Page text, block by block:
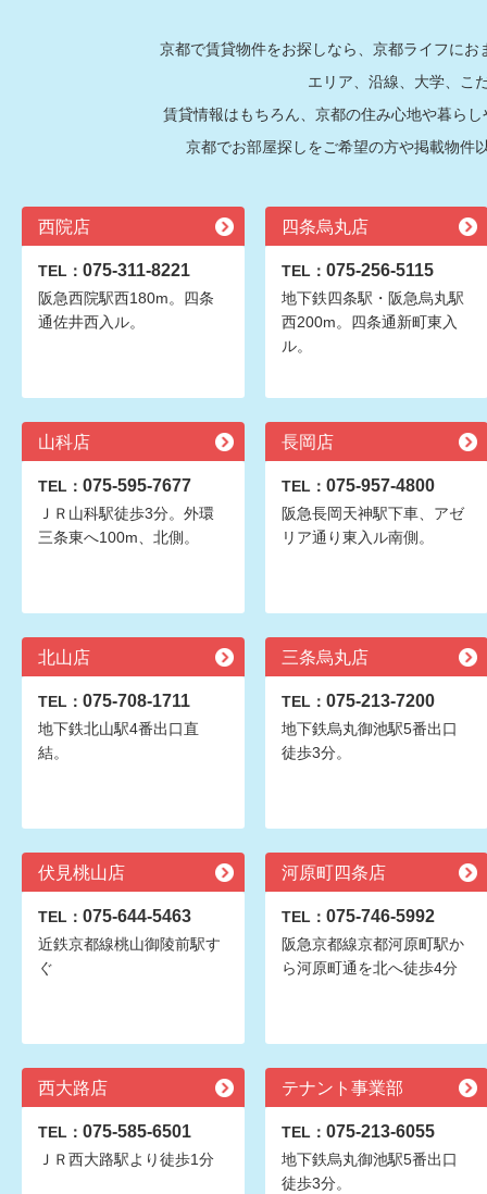
京都で賃貸物件をお探しなら、京都ライフに
エリア、沿線、大学、こ
賃貸情報はもちろん、京都の住み心地や暮ら
京都でお部屋探しをご希望の方や掲載物件
西院店
TEL： 075-311-8221
阪急西院駅西180m。四条
通佐井西入ル。
四条烏丸店
TEL： 075-256-5115
地下鉄四条駅・阪急烏丸駅
西200m。四条通新町東入
ル。
山科店
TEL： 075-595-7677
ＪＲ山科駅徒歩3分。外環
三条東へ100m、北側。
長岡店
TEL： 075-957-4800
阪急長岡天神駅下車、アゼ
リア通り東入ル南側。
北山店
TEL： 075-708-1711
地下鉄北山駅4番出口直
結。
三条烏丸店
TEL： 075-213-7200
地下鉄烏丸御池駅5番出口
徒歩3分。
伏見桃山店
TEL： 075-644-5463
近鉄京都線桃山御陵前駅す
ぐ
河原町四条店
TEL： 075-746-5992
阪急京都線京都河原町駅か
ら河原町通を北へ徒歩4分
西大路店
TEL： 075-585-6501
ＪＲ西大路駅より徒歩1分
テナント事業部
TEL： 075-213-6055
地下鉄烏丸御池駅5番出口
徒歩3分。